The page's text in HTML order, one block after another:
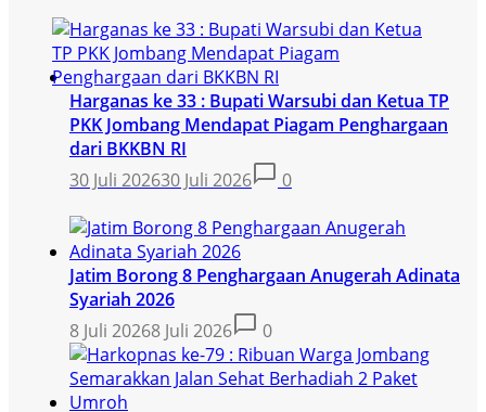
Harganas ke 33 : Bupati Warsubi dan Ketua TP
PKK Jombang Mendapat Piagam Penghargaan
dari BKKBN RI
30 Juli 202630 Juli 2026 0
Jatim Borong 8 Penghargaan Anugerah Adinata
Syariah 2026
8 Juli 20268 Juli 2026 0